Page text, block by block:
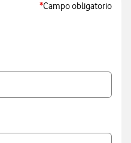
*Campo obligatorio